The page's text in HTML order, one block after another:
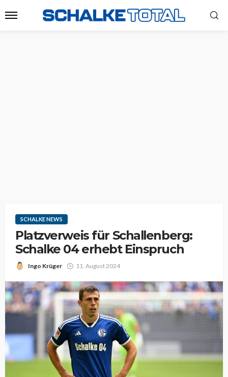
SCHALKE NEWS
Platzverweis für Schallenberg:
Schalke 04 erhebt Einspruch
Ingo Krüger 11. August 2024